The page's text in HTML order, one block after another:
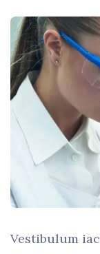
Vestibulum